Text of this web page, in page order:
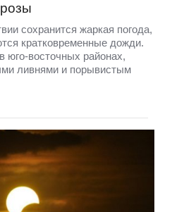
сохранится жаркая погода,
кратковременные дожди.
юго-восточных районах,
ливнями и порывистым